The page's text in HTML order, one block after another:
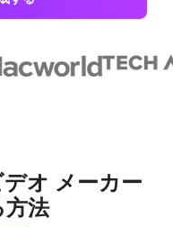
オ メーカー
方法